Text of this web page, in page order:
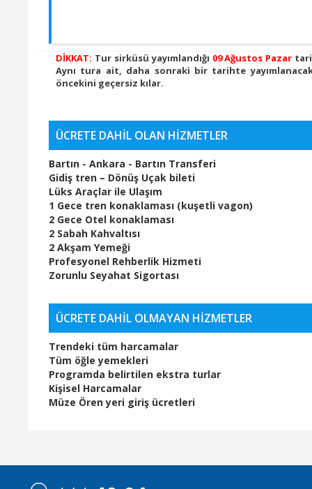
DİKKAT: Tur sirküsü yayımlandığı 09 Ağustos Pazar
Aynı tura ait, daha sonraki bir tarihte
öncekini geçersiz kılar.
ÜCRETE DAHİL OLAN HİZMETLER
Bartın - Ankara - Bartın Transferi
Gidiş tren – Dönüş Uçak bileti
Lüks Araçlar ile Ulaşım
1 Gece tren konaklaması (kuşetli vagon)
2 Gece Otel konaklaması
2 Sabah Kahvaltısı
2 Akşam Yemeği
Profesyonel Rehberlik Hizmeti
Zorunlu Seyahat Sigortası
ÜCRETE DAHİL OLMAYAN HİZMETLER
Trendeki tüm harcamalar
Tüm öğle yemekleri
Programda belirtilen ekstra turlar
Kişisel Harcamalar
Müze Ören yeri giriş ücretleri